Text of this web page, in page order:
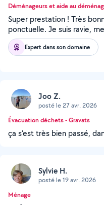
Déménageurs et aide au
Super prestation ! Très
ponctuelle. Je suis ravie,
Expert dans son domaine
Joo Z.
posté le 27 avr. 2026
Évacuation déchets - Gravats
ça s'est très bien passé,
Sylvie H.
posté le 19 avr. 2026
Ménage